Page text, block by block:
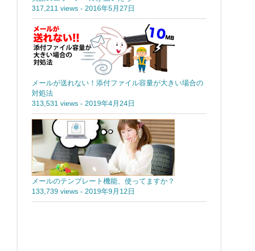
317,211 views- 2016年5月27日
メールが送れない！添付ファイル容量が大きい場合の
対処法
313,531 views- 2019年4月24日
メールのテンプレート機能、使ってますか？
133,739 views- 2019年9月12日